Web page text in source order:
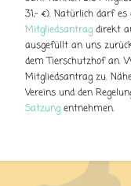
31,- €). Natürlich darf
Mitgliedsantrag direkt
ausgefüllt an uns
dem Tierschutzhof an.
Mitgliedsantrag zu.
Vereins und den
Satzung entnehmen.